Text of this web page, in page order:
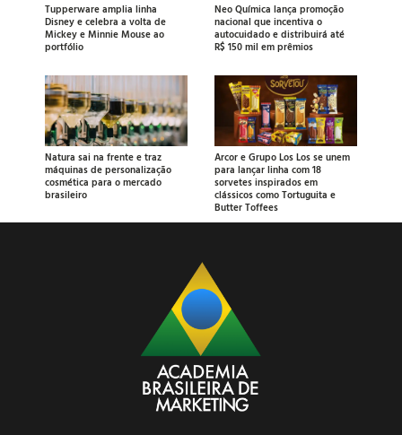
Tupperware amplia linha
Disney e celebra a volta de
Mickey e Minnie Mouse ao
portfólio
Neo Química lança promoção
nacional que incentiva o
autocuidado e distribuirá até
R$ 150 mil em prêmios
Natura sai na frente e traz
máquinas de personalização
cosmética para o mercado
brasileiro
Arcor e Grupo Los Los se unem
para lançar linha com 18
sorvetes inspirados em
clássicos como Tortuguita e
Butter Toffees